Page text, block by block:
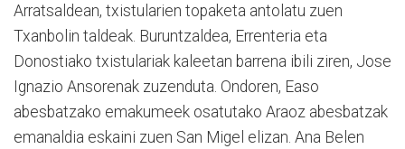
Arratsaldean, txistularien topaketa antolatu zuen
Txanbolin taldeak. Buruntzaldea, Errenteria eta
Donostiako txistulariak kaleetan barrena ibili ziren, Jose
Ignazio Ansorenak zuzenduta. Ondoren, Easo
abesbatzako emakumeek osatutako Araoz abesbatzak
emanaldia eskaini zuen San Migel elizan. Ana Belen